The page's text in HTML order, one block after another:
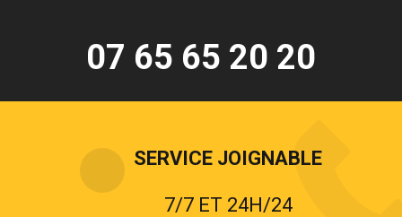
07 65 65 20 20
SERVICE JOIGNABLE
7/7 ET 24H/24